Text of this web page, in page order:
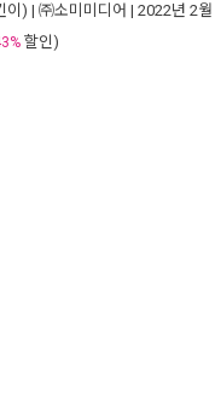
이) | ㈜소미미디어 | 2022년 2월
할인)